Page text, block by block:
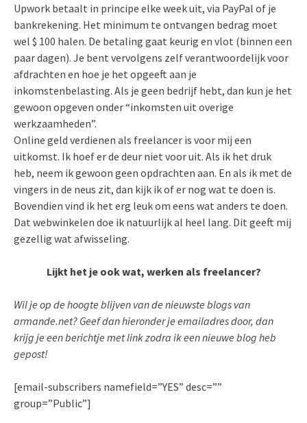
Upwork betaalt in principe elke week uit, via PayPal of je
bankrekening. Het minimum te ontvangen bedrag moet
wel $ 100 halen. De betaling gaat keurig en vlot (binnen een
paar dagen). Je bent vervolgens zelf verantwoordelijk voor
afdrachten en hoe je het opgeeft aan je
inkomstenbelasting. Als je geen bedrijf hebt, dan kun je het
gewoon opgeven onder “inkomsten uit overige
werkzaamheden”.
Online geld verdienen als freelancer is voor mij een
uitkomst. Ik hoef er de deur niet voor uit. Als ik het druk
heb, neem ik gewoon geen opdrachten aan. En als ik met de
vingers in de neus zit, dan kijk ik of er nog wat te doen is.
Bovendien vind ik het erg leuk om eens wat anders te doen.
Dat webwinkelen doe ik natuurlijk al heel lang. Dit geeft mij
gezellig wat afwisseling.
Lijkt het je ook wat, werken als freelancer?
Wil je op de hoogte blijven van de nieuwste blogs van
armande.net? Geef dan hieronder je emailadres door, dan
krijg je een berichtje met link zodra ik een nieuwe blog heb
gepost!
[email-subscribers namefield=”YES” desc=””
group=”Public”]